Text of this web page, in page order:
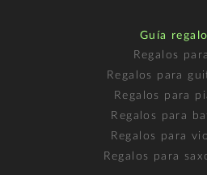
Guía
Regalos
Regalos para
Regalos para
Regalos para
Regalos para
Regalos para